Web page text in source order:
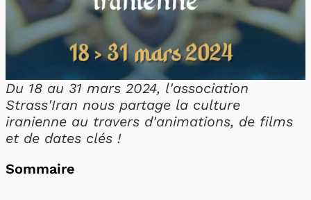
Du 18 au 31 mars 2024, l'association
Strass'Iran nous partage la culture
iranienne au travers d'animations, de films
et de dates clés !
Sommaire